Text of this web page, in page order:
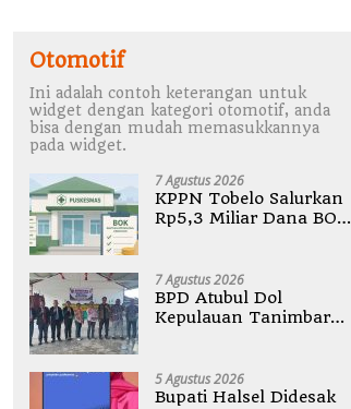
Otomotif
Ini adalah contoh keterangan untuk
widget dengan kategori otomotif, anda
bisa dengan mudah memasukkannya
pada widget.
7 Agustus 2026
KPPN Tobelo Salurkan
Rp5,3 Miliar Dana BOK
7 Agustus 2026
BPD Atubul Dol
Kepulauan Tanimbar
5 Agustus 2026
Bupati Halsel Didesak